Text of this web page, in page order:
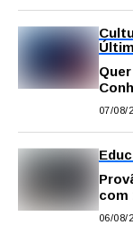
em
07/08/
com
06/08/